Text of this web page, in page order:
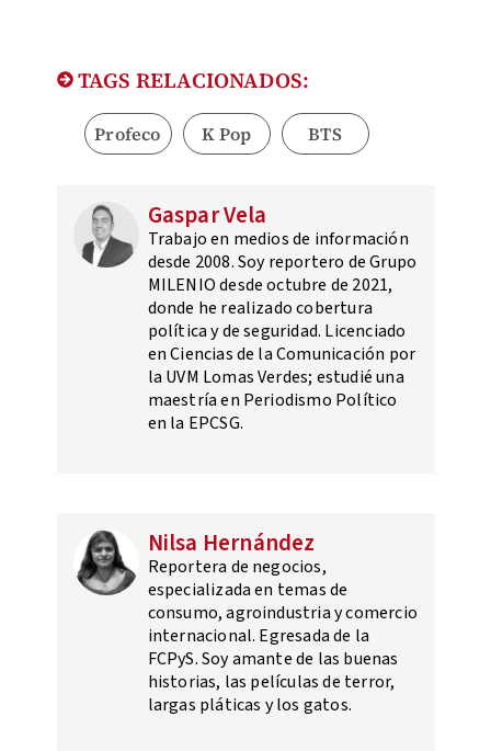
TAGS RELACIONADOS:
Profeco K Pop BTS
Gaspar Vela
Trabajo en medios de información
desde 2008. Soy reportero de Grupo
MILENIO desde octubre de 2021,
donde he realizado cobertura
política y de seguridad. Licenciado
en Ciencias de la Comunicación por
la UVM Lomas Verdes; estudié una
maestría en Periodismo Político
en la EPCSG.
Nilsa Hernández
Reportera de negocios,
especializada en temas de
consumo, agroindustria y comercio
internacional. Egresada de la
FCPyS. Soy amante de las buenas
historias, las películas de terror,
largas pláticas y los gatos.